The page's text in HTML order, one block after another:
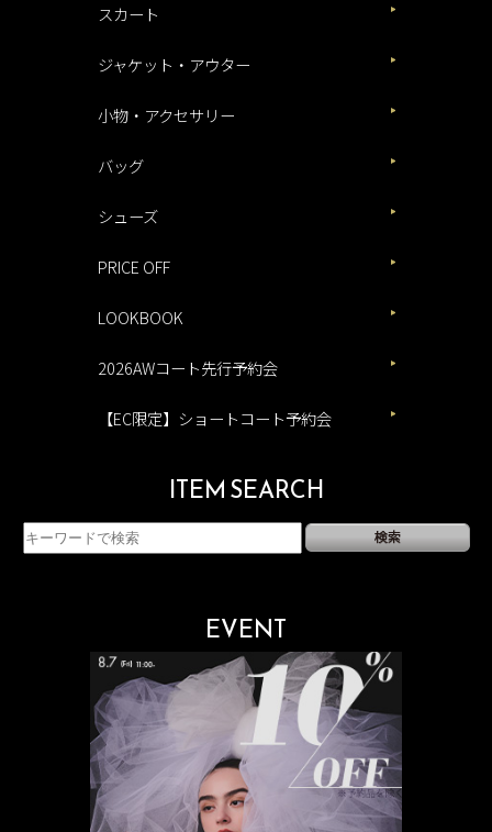
スカート
ジャケット・アウター
小物・アクセサリー
バッグ
シューズ
PRICE OFF
LOOKBOOK
2026AWコート先行予約会
【EC限定】ショートコート予約会
ITEM SEARCH
EVENT